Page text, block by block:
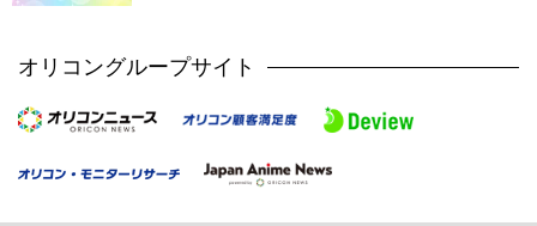
オリコングループサイト